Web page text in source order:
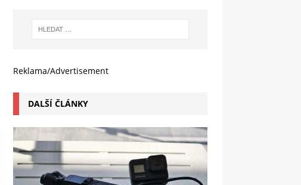
Reklama/Advertisement
DALŠÍ ČLÁNKY